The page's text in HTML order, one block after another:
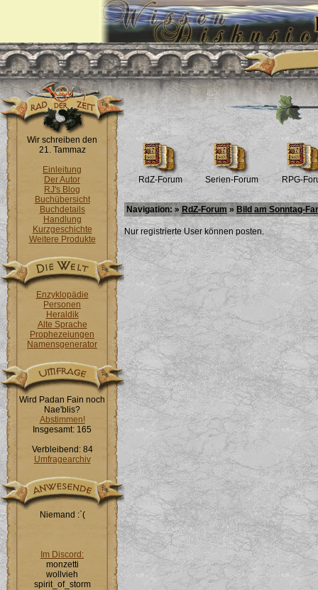
Wir schreiben den
21. Tammaz
Einleitung
Der Autor
RJ's Blog
Buchübersicht
Buchdetails
Handlung
Kurzgeschichte
Weitere Produkte
Enzyklopädie
Personen
Heraldik
Alte Sprache
Prophezeiungen
Namensgenerator
Wird Padan Fain noch
Nae'blis?
Abstimmen!
Insgesamt: 165
Verbleibend: 84
Umfragearchiv
Niemand :`(
Im Discord:
monzetti
wollvieh
spirit_of_storm
RdZ-Forum Serien-Forum RPG-
Navigation: » RdZ-Forum » Bild am Sonntag-
Nur registrierte User können posten.